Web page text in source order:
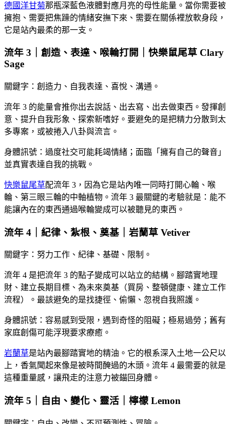
德國洋甘菊那瓶深藍色液體對應月亮的母性能量。當你需要被
擁抱、需要把焦躁的情緒安撫下來、需要在關係裡放軟身段，
它是站內最柔的那一支。
流年 3｜創造、表達、喉輪打開｜快樂鼠尾草 Clary
Sage
關鍵字：創造力、自我表達、喜悅、溝通。
流年 3 的能量會推你出去說話、出去寫、出去做東西。發揮創
意、提升自我形象、探索新嗜好。要避免的是把精力分散到太
多專案，或被捲入八卦與流言。
身體訊號：過度社交可能耗竭情緒；面臨「擁有自己的聲音」
並真實表達自我的挑戰。
快樂鼠尾草配流年 3，因為它是站內唯一同時打開心輪、喉
輪、第三眼三輪的中軸植物。流年 3 最關鍵的考驗就是：能不
能讓內在的東西通過喉輪變成可以被聽見的東西。
流年 4｜紀律、紮根、奠基｜岩蘭草 Vetiver
關鍵字：努力工作、紀律、基礎、限制。
流年 4 是把流年 3 的點子變成可以站立的結構。腳踏實地理
財、建立長期目標、為未來奠基（買房、整頓健康、建立工作
流程）。最該避免的是找捷徑、偷懶、忽視自我照護。
身體訊號：容易感到受限，遇到奇怪的阻礙；極易過勞；舊有
家庭創傷可能浮現要求療癒。
岩蘭草是站內最腳踏實地的精油。它的根系深入土地一公尺以
上，香氣聞起來像是被時間醃過的木頭。流年 4 最需要的就是
這種重量感，讓飛走的注意力被錨回身體。
流年 5｜自由、變化、靈活｜檸檬 Lemon